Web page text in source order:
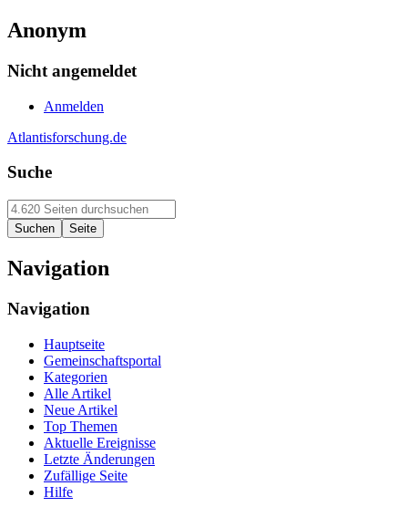
Anonym
Nicht angemeldet
Anmelden
Atlantisforschung.de
Suche
Navigation
Navigation
Hauptseite
Gemeinschaftsportal
Kategorien
Alle Artikel
Neue Artikel
Top Themen
Aktuelle Ereignisse
Letzte Änderungen
Zufällige Seite
Hilfe